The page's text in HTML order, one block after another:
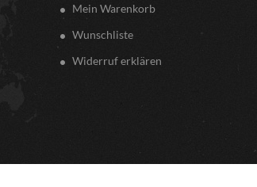
Mein Warenkorb
Wunschliste
Widerruf erklären